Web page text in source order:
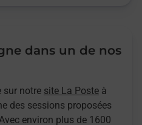
dans un de nos
sur notre site La Poste à
des sessions proposées
environ plus de 1600